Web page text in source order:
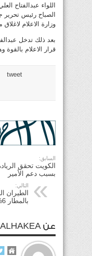
اللواء عبدالفتاح
الصباح رئيس
وزارة الاعلام
بعد ذلك تدخل
قرار الاعلام
tweet
السابق:
الكويت تحقق
بسبب دعم الأمير
التالي:
الطيران
بالمطار 6% مارس الماضي
عن ALHAKEA